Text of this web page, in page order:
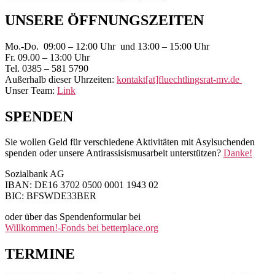
Primärer
Widgetbereich
UNSERE ÖFFNUNGSZEITEN
Mo.-Do. 09:00 – 12:00 Uhr und 13:00 – 15:00 Uhr
Fr. 09.00 – 13:00 Uhr
Tel. 0385 – 581 5790
Außerhalb dieser Uhrzeiten: kontakt[at]fluechtlingsrat-mv.de
Unser Team: Link
SPENDEN
Sie wollen Geld für verschiedene Aktivitäten mit Asylsuchenden
spenden oder unsere Antirassisismusarbeit unterstützen? Danke!
Sozialbank AG
IBAN: DE16 3702 0500 0001 1943 02
BIC: BFSWDE33BER
oder über das Spendenformular bei
Willkommen!-Fonds bei betterplace.org
TERMINE